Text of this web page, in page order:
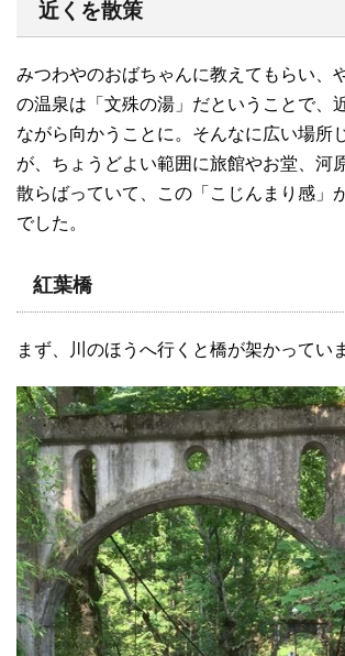
近くを散策
みつわやのおばちゃんに教えてもらい、
の温泉は「文殊の湯」だということで、
ながら向かうことに。そんなに広い場所
が、ちょうどよい範囲に旅館やお堂、河
散らばっていて、この「こじんまり感」
でした。
紅葉橋
まず、川のほうへ行くと橋が架かってい